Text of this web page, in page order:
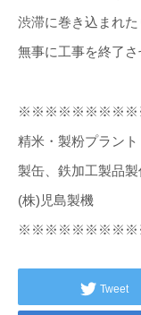
渋滞に巻き込まれ
無事に工事を終了
精米・製粉プラン
製缶、鉄加工製品製
(株)児島製機
Tweet